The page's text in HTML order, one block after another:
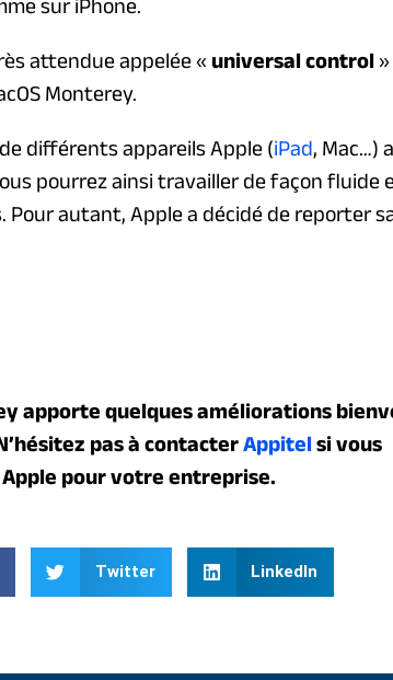
sur iPhone.
attendue appelée « universal control
Monterey.
différents appareils Apple (iPad, Mac…)
pourrez ainsi travailler de façon fluide
autant, Apple a décidé de reporter
apporte quelques améliorations
pas à contacterAppitelsi vous
pour votre entreprise.
Twitter LinkedIn